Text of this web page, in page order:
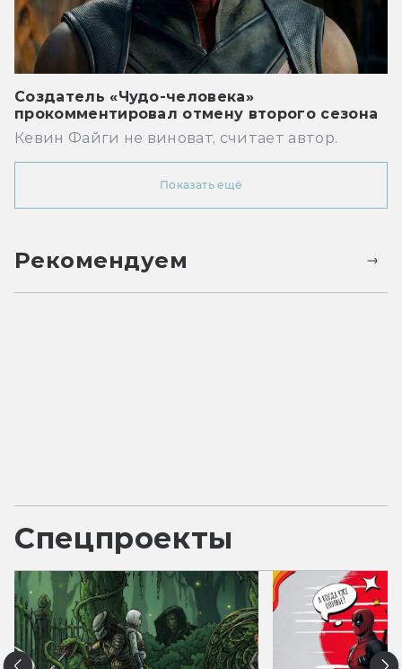
Создатель «Чудо-человека»
прокомментировал отмену второго сезона
Кевин Файги не виноват, считает автор.
Показать ещё
Рекомендуем
Спецпроекты